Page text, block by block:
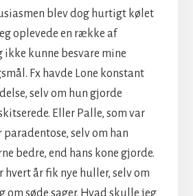
blev dog hurtigt kølet
oplevede en række af
kunne besvare mine
Fx havde Lone konstant
selv om hun gjorde
Eller Palle, som var
selv om han
bedre, end hans kone gjorde.
hvert år fik nye huller, selv om
om søde sager. Hvad skulle jeg